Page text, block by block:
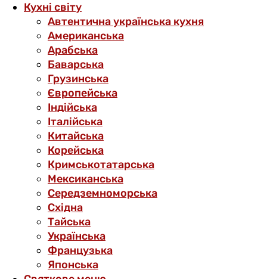
Кухні світу
Автентична українська кухня
Американська
Арабська
Баварська
Грузинська
Європейська
Індійська
Італійська
Китайська
Корейська
Кримськотатарська
Мексиканська
Середземноморська
Східна
Тайська
Українська
Французька
Японська